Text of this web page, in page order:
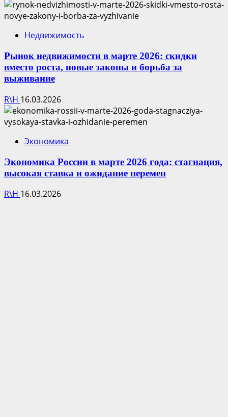
Недвижимость
Рынок недвижимости в марте 2026: скидки
вместо роста, новые законы и борьба за
выживание
R\H 16.03.2026
Экономика
Экономика России в марте 2026 года: стагнация,
высокая ставка и ожидание перемен
R\H 16.03.2026